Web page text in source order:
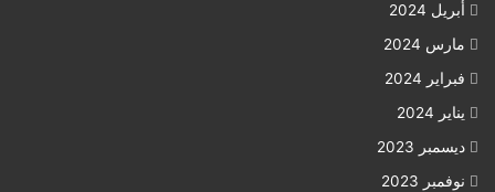
أبريل 2024
مارس 2024
فبراير 2024
يناير 2024
ديسمبر 2023
نوفمبر 2023